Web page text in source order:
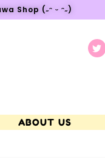
Shop (˶ᵔ ᵕ ᵔ˶)
ABOUT US